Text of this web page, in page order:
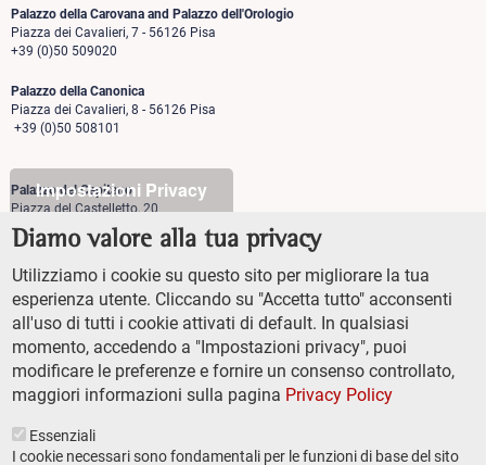
Impostazioni Privacy
Diamo valore alla tua privacy
Utilizziamo i cookie su questo sito per migliorare la tua
esperienza utente. Cliccando su "Accetta tutto" acconsenti
all'uso di tutti i cookie attivati di default. In qualsiasi
momento, accedendo a "Impostazioni privacy", puoi
modificare le preferenze e fornire un consenso controllato,
maggiori informazioni sulla pagina Privacy Policy
Essenziali
I cookie necessari sono fondamentali per le funzioni di base del sito
Palazzo della Carovana and Palazzo dell'Orologio
Piazza dei Cavalieri, 7 - 56126 Pisa
+39 (0)50 509020
Palazzo della Canonica
Piazza dei Cavalieri, 8 - 56126 Pisa
+39 (0)50 508101
Palazzo del Capitano
Piazza del Castelletto, 20
56126 Pisa
+39 (0)50 509700
Palazzo Vegni
Via di san Niccolò, 93
50125 Firenze
+39 (0)55 509827